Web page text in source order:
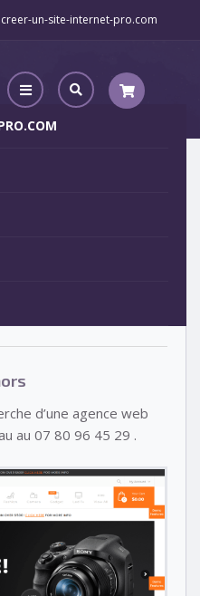
un-site-internet-pro.com
Cahors
29€
d’une agence web
au 07 80 96 45 29 .